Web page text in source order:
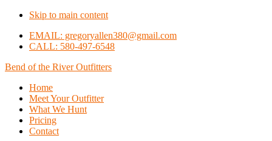
Skip to main content
EMAIL: gregoryallen380@gmail.com
CALL: 580-497-6548
Bend of the River Outfitters
Home
Meet Your Outfitter
What We Hunt
Pricing
Contact